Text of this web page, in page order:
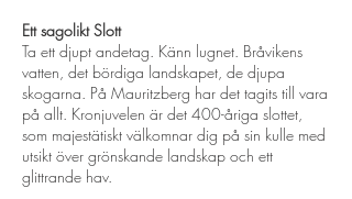
Ett sagolikt Slott
Ta ett djupt andetag. Känn lugnet. Bråvikens
vatten, det bördiga landskapet, de djupa
skogarna. På Mauritzberg har det tagits till vara
på allt. Kronjuvelen är det 400-åriga slottet,
som majestätiskt välkomnar dig på sin kulle med
utsikt över grönskande landskap och ett
glittrande hav.